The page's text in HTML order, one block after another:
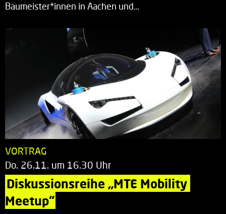
Baumeister*innen in Aachen und…
VORTRAG
Do. 26.11. um 16.30 Uhr
Diskussionsreihe „MTE Mobility
Meetup“